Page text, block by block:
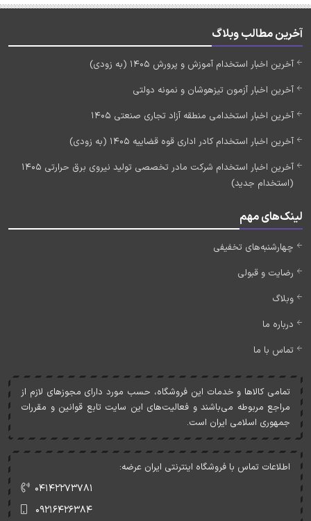
آخرین مطالب وبلاگ
آخرین اخبار استخدام آموزش و پرورش 1405 (به زودی)
آخرین اخبار آزمون تیزهوشان و نمونه دولتی
آخرین اخبار استخدامی منطقه آزاد تجاری صنعتی 1405
آخرین اخبار استخدام کادر اداری قوه قضاییه 1405 (به زودی)
آخرین اخبار استخدام شرکت مادر تخصصی تولید نیروی برق حرارتی 1405
(استخدام جدید)
لینک‌های مهم
چهارشنبه‌های تخفیفی
رضایت و قبولی
وبلاگ
درباره ما
تماس با ما
تمامی کالاها و خدمات اين فروشگاه، حسب مورد دارای مجوزهای لازم از
مراجع مربوطه می‌باشند و فعاليت‌های اين سايت تابع قوانين و مقررات
جمهوری اسلامی ايران است.
اطلاعات تماس با فروشگاه اینترنتی ایران عرضه:
۰۴۱۴۲۲۷۳۷۸۱
۰۹۲۱۶۴۲۶۳۸۴